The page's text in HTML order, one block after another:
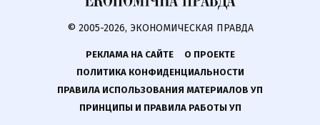
© 2005-2026, ЭКОНОМИЧЕСКАЯ ПРАВДА
РЕКЛАМА НА САЙТЕ
О ПРОЕКТЕ
ПОЛИТИКА КОНФИДЕНЦИАЛЬНОСТИ
ПРАВИЛА ИСПОЛЬЗОВАНИЯ МАТЕРИАЛОВ УП
ПРИНЦИПЫ И ПРАВИЛА РАБОТЫ УП